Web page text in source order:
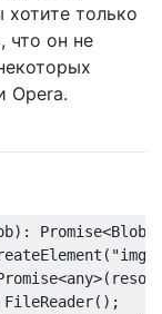
: false,
,
.reload
reader
file
);
хотите только
что он не
Opera.
): Promise<Blob
( "img"
<any>(
FileReader();